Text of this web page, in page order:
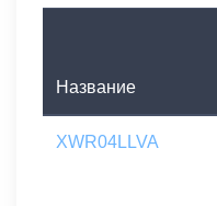
Название
XWR04LLVA